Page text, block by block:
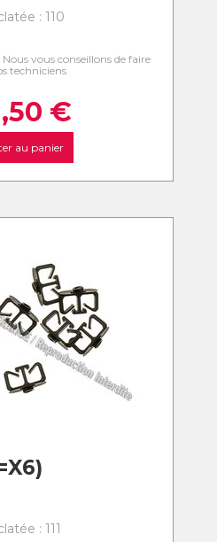
: 110
vous conseillons de faire
techniciens
€
au panier
: 111